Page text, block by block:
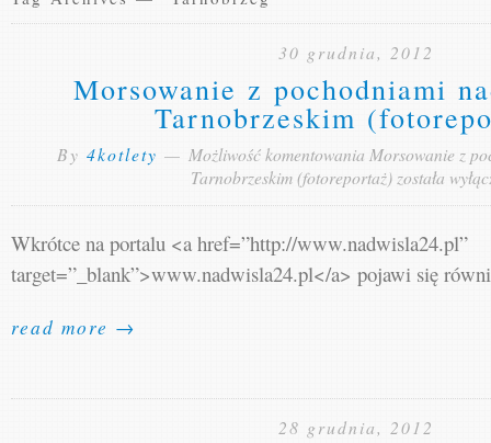
30 grudnia, 2012
Morsowanie z pochodniami
Tarnobrzeskim
By 4kotlety — Możliwość komentowania Morsowanie z
Tarnobrzeskim (fotoreportaż) została
Wkrótce na portalu <a href=”http://www.nadwisla24.pl”
target=”_blank”>www.nadwisla24.pl</a> pojawi się
read more →
28 grudnia, 2012